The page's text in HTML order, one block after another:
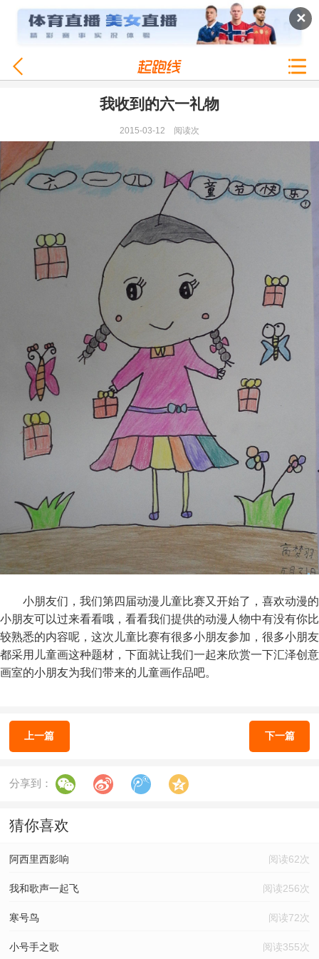
✕
我收到的六一礼物
2015-03-12 阅读次
小朋友们，我们第四届动漫儿童比赛又开始了，喜欢动漫的
小朋友可以过来看看哦，看看我们提供的动漫人物中有没有你比
较熟悉的内容呢，这次儿童比赛有很多小朋友参加，很多小朋友
都采用儿童画这种题材，下面就让我们一起来欣赏一下汇泽创意
画室的小朋友为我们带来的儿童画作品吧。
上一篇 下一篇
分享到：
猜你喜欢
阿西里西影响 阅读62次
我和歌声一起飞 阅读256次
寒号鸟 阅读72次
小号手之歌 阅读355次